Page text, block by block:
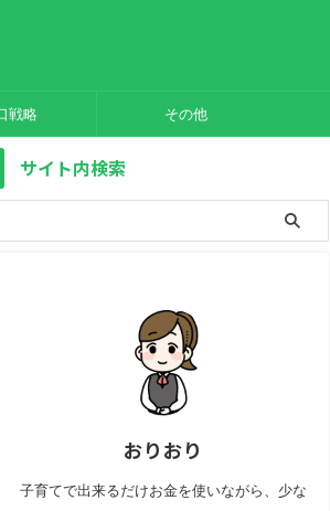
戦略 その他
サイト内検索
おりおり
子育てで出来るだけお金を使いながら、少な